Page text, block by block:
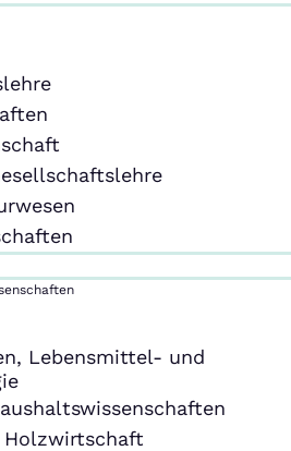
Lebensmittel- und
Holzwirtschaft